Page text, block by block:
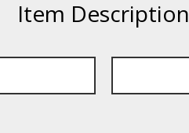
Item Description